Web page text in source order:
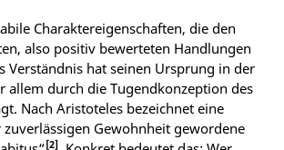
Charaktereigenschaften, die den
also positiv bewerteten Handlungen
Verständnis hat seinen Ursprung in der
allem durch die Tugendkonzeption des
Nach Aristoteles bezeichnet eine
zuverlässigen Gewohnheit gewordene
[2]